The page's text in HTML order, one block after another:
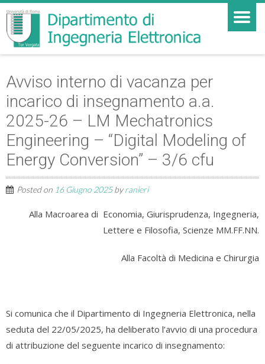
Avviso interno di vacanza per
incarico di insegnamento a.a.
2025-26 – LM Mechatronics
Engineering – “Digital Modeling of
Energy Conversion” – 3/6 cfu
Posted on 16 Giugno 2025byranieri
Alla Macroarea di Economia, Giurisprudenza, Ingegneria,
Lettere e Filosofia, Scienze MM.FF.NN.
Alla Facoltà di Medicina e Chirurgia
Si comunica che il Dipartimento di Ingegneria Elettronica, nella
seduta del 22/05/2025, ha deliberato l’avvio di una procedura
di attribuzione del seguente incarico di insegnamento: